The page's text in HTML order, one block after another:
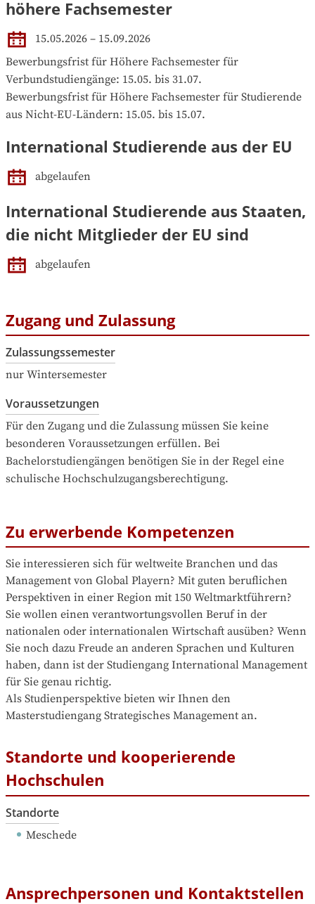
höhere Fachsemester
15.05.2026 – 15.09.2026
Bewerbungsfrist für Höhere Fachsemester für
Verbundstudiengänge: 15.05. bis 31.07.
Bewerbungsfrist für Höhere Fachsemester für Studierende
aus Nicht-EU-Ländern: 15.05. bis 15.07.
International Studierende aus der EU
abgelaufen
International Studierende aus Staaten,
die nicht Mitglieder der EU sind
abgelaufen
Zugang und Zulassung
Zulassungssemester
nur Wintersemester
Voraussetzungen
Für den Zugang und die Zulassung müssen Sie keine
besonderen Voraussetzungen erfüllen. Bei
Bachelorstudiengängen benötigen Sie in der Regel eine
schulische Hochschulzugangsberechtigung.
Zu erwerbende Kompetenzen
Sie interessieren sich für weltweite Branchen und das
Management von Global Playern? Mit guten beruflichen
Perspektiven in einer Region mit 150 Weltmarktführern?
Sie wollen einen verantwortungsvollen Beruf in der
nationalen oder internationalen Wirtschaft ausüben? Wenn
Sie noch dazu Freude an anderen Sprachen und Kulturen
haben, dann ist der Studiengang International Management
für Sie genau richtig.
Als Studienperspektive bieten wir Ihnen den
Masterstudiengang Strategisches Management an.
Standorte und kooperierende
Hochschulen
Standorte
Meschede
Ansprechpersonen und Kontaktstellen